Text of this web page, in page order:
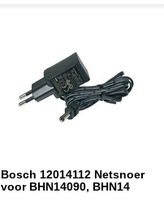
Bosch 12014112 Netsnoer
voor BHN14090, BHN14